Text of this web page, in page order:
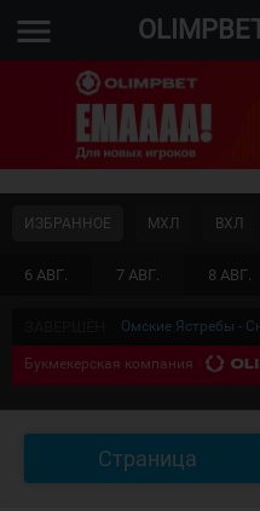
menu
6 АВГ. 7 АВГ. 8 АВГ.
ИЗБРАННОЕ МХЛ ВХЛ
Омские Ястребы -
Букмекерская компания
Страница